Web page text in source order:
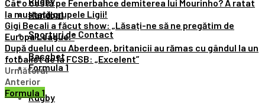
Sporturi de Contact
Formula 1
Handbal
Baschet
Rugby
Cât o costă pe Fenerbahce demiterea lui Mourinho? A ratat
la mustață grupele Ligii!
Gigi Becali a făcut show: „Lăsați-ne să ne pregătim de
Europa League!”
După duelul cu Aberdeen, britanicii au rămas cu gândul la un
fotbalist de la FCSB: „Excelent”
Următorul
Anterior
Formula 1